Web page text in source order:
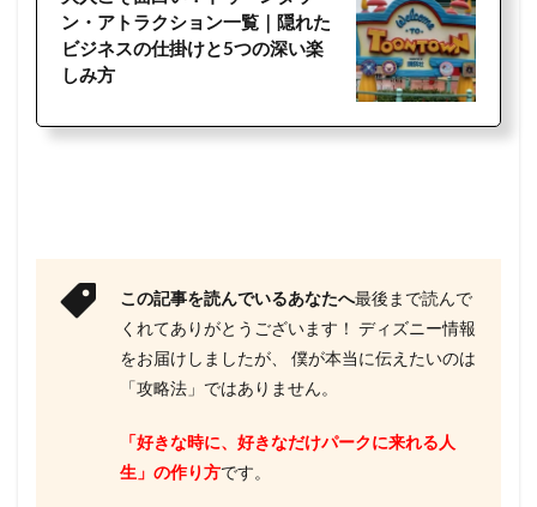
ン・アトラクション一覧｜隠れた
ビジネスの仕掛けと5つの深い楽
しみ方
この記事を読んでいるあなたへ最後まで読んで
くれてありがとうございます！ ディズニー情報
をお届けしましたが、 僕が本当に伝えたいのは
「攻略法」ではありません。
「好きな時に、好きなだけパークに来れる人
生」の作り方です。